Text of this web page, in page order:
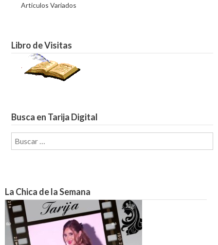
Articulos Variados
Libro de Visitas
Busca en Tarija Digital
Buscar:
La Chica de la Semana